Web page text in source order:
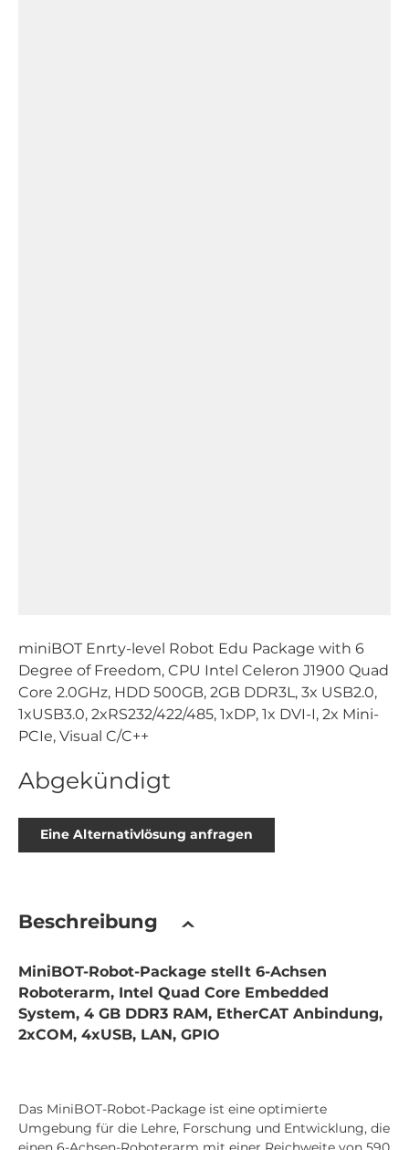
miniBOT Enrty-level Robot Edu Package with 6
Degree of Freedom, CPU Intel Celeron J1900 Quad
Core 2.0GHz, HDD 500GB, 2GB DDR3L, 3x USB2.0,
1xUSB3.0, 2xRS232/422/485, 1xDP, 1x DVI-I, 2x Mini-
PCIe, Visual C/C++
Abgekündigt
Eine Alternativlösung anfragen
Beschreibung
MiniBOT-Robot-Package stellt 6-Achsen
Roboterarm, Intel Quad Core Embedded
System, 4 GB DDR3 RAM, EtherCAT Anbindung,
2xCOM, 4xUSB, LAN, GPIO
Das MiniBOT-Robot-Package ist eine optimierte
Umgebung für die Lehre, Forschung und Entwicklung, die